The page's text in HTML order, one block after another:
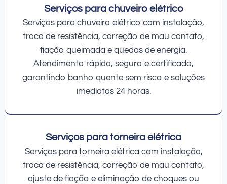
Serviços para chuveiro elétrico
Serviços para chuveiro elétrico com instalação,
troca de resistência, correção de mau contato,
fiação queimada e quedas de energia.
Atendimento rápido, seguro e certificado,
garantindo banho quente sem risco e soluções
imediatas 24 horas.
Serviços para torneira elétrica
Serviços para torneira elétrica com instalação,
troca de resistência, correção de mau contato,
ajuste de fiação e eliminação de choques ou